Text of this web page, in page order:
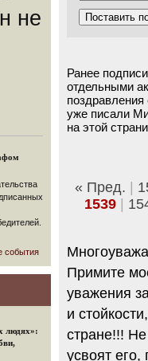
не
события
людях»:
Ранее
отдельными
уже писали
на этой
« Пред. |
1539 |
Примите
уважения
и
стране!!!
усвоят его,